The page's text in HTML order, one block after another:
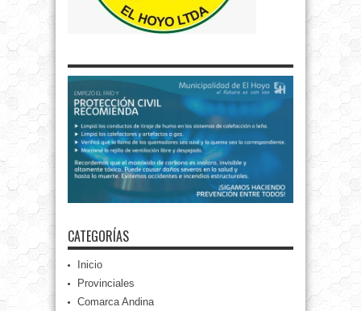
CATEGORÍAS
Inicio
Provinciales
Comarca Andina